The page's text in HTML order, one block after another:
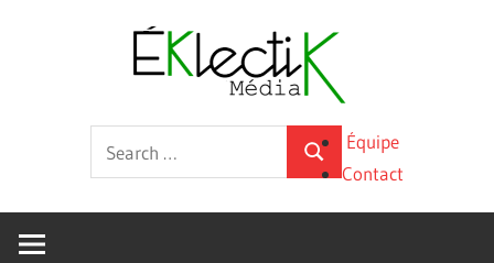
toutes
ses
for:
Search
Équipe
Contact